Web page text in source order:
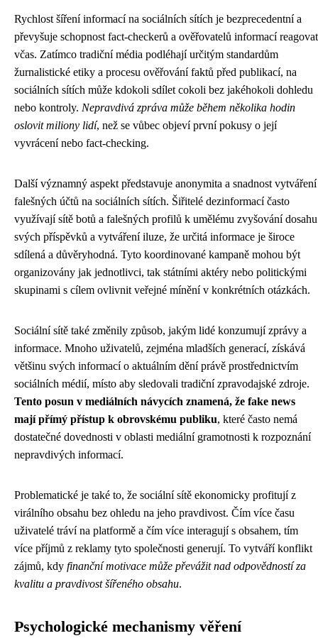
Rychlost šíření informací na sociálních sítích je bezprecedentní a
převyšuje schopnost fact-checkerů a ověřovatelů informací reagovat
včas. Zatímco tradiční média podléhají určitým standardům
žurnalistické etiky a procesu ověřování faktů před publikací, na
sociálních sítích může kdokoli sdílet cokoli bez jakéhokoli dohledu
nebo kontroly. Nepravdivá zpráva může během několika hodin
oslovit miliony lidí, než se vůbec objeví první pokusy o její
vyvrácení nebo fact-checking.
Další významný aspekt představuje anonymita a snadnost vytváření
falešných účtů na sociálních sítích. Šiřitelé dezinformací často
využívají sítě botů a falešných profilů k umělému zvyšování dosahu
svých příspěvků a vytváření iluze, že určitá informace je široce
sdílená a důvěryhodná. Tyto koordinované kampaně mohou být
organizovány jak jednotlivci, tak státními aktéry nebo politickými
skupinami s cílem ovlivnit veřejné mínění v konkrétních otázkách.
Sociální sítě také změnily způsob, jakým lidé konzumují zprávy a
informace. Mnoho uživatelů, zejména mladších generací, získává
většinu svých informací o aktuálním dění právě prostřednictvím
sociálních médií, místo aby sledovali tradiční zpravodajské zdroje.
Tento posun v mediálních návycích znamená, že fake news
mají přímý přístup k obrovskému publiku, které často nemá
dostatečné dovednosti v oblasti mediální gramotnosti k rozpoznání
nepravdivých informací.
Problematické je také to, že sociální sítě ekonomicky profitují z
virálního obsahu bez ohledu na jeho pravdivost. Čím více času
uživatelé tráví na platformě a čím více interagují s obsahem, tím
více příjmů z reklamy tyto společnosti generují. To vytváří konflikt
zájmů, kdy finanční motivace může převážit nad odpovědností za
kvalitu a pravdivost šířeného obsahu.
Psychologické mechanismy věření